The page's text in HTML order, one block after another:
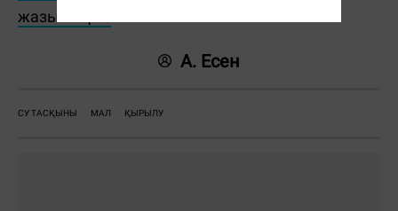
жазылыңыз
А. Есен
СУ ТАСҚЫНЫ МАЛ ҚЫРЫЛУ